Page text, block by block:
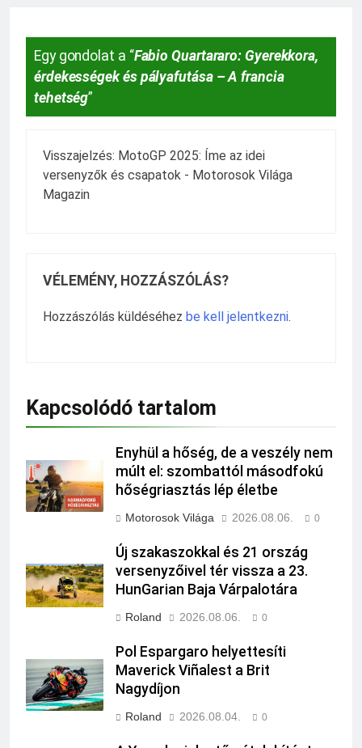
Egy gondolat a “Fabio Quartararo: Gyerekkora,
érdekességek és pályafutása – A francia
tehetség”
Visszajelzés: MotoGP 2025: Íme az idei
versenyzők és csapatok - Motorosok Világa
Magazin
VÉLEMÉNY, HOZZÁSZÓLÁS?
Hozzászólás küldéséhez be kell jelentkezni.
Kapcsolódó tartalom
Enyhül a hőség, de a veszély nem
múlt el: szombattól másodfokú
hőségriasztás lép életbe
Motorosok Világa 2026.08.06. 0
Új szakaszokkal és 21 ország
versenyzőivel tér vissza a 23.
HunGarian Baja Várpalotára
Roland 2026.08.06. 0
Pol Espargaro helyettesíti
Maverick Viñalest a Brit
Nagydíjon
Roland 2026.08.04. 0